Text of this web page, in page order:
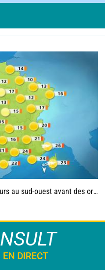
avant des orages, jusqu'à 39°C
DIRECT